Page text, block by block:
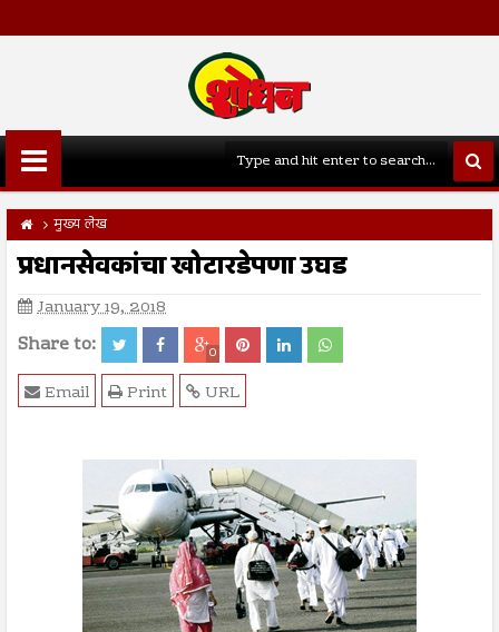
मुख्य लेख
प्रधानसेवकांचा खोटारडेपणा उघड
January 19, 2018
Share to: 0
URL
Print
Email